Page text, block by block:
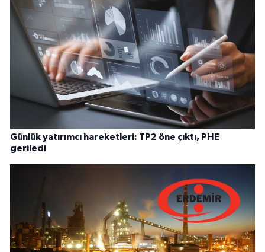
Günlük yatırımcı hareketleri: TP2 öne çıktı, PHE
geriledi